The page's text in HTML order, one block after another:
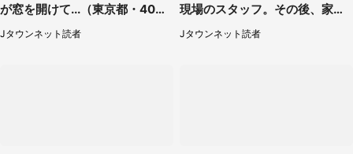
が窓を開けて...（東京都・40代
Jタウンネット読者
現場のスタッフ。その後、家ま
で私を送ると（大阪府・40代女
性）
Jタウンネット読者